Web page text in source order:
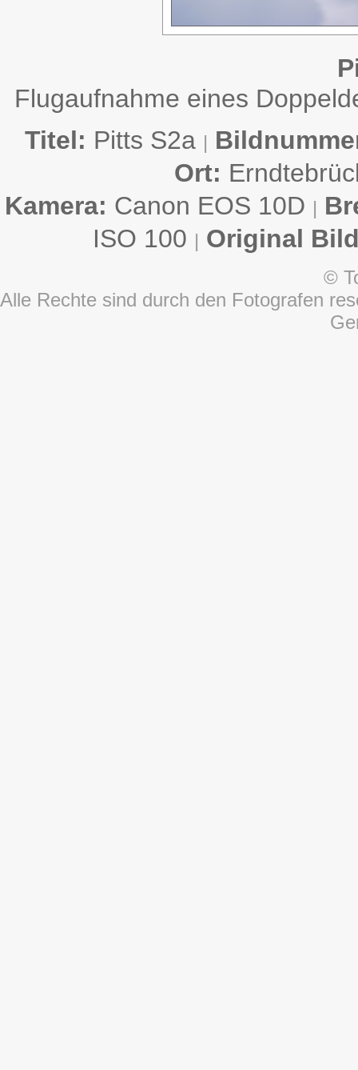
Flugaufnahme eines
Titel: Pitts S2a |
Ort:
Kamera: Canon EOS 10D |
ISO 100 | Original
©
Alle Rechte sind durch den Fotografen